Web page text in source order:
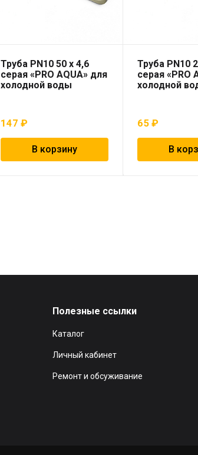
Труба PN10 50 x 4,6
серая «PRO AQUA» для
холодной воды
147₽
В корзину
Труба PN10
серая «PRO
холодной
65₽
В
Полезные ссылки
Каталог
Личный кабинет
Ремонт и обсуживание